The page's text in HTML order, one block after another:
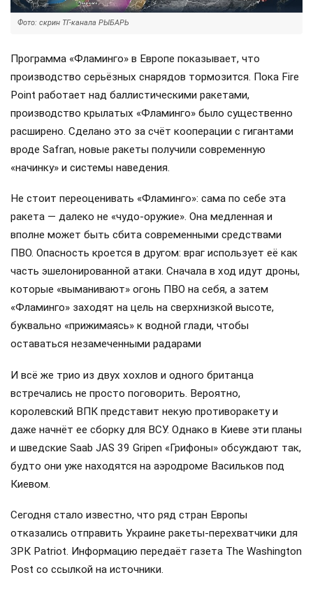
Фото: скрин ТГ-канала РЫБАРЬ
Программа «Фламинго» в Европе показывает, что
производство серьёзных снарядов тормозится. Пока Fire
Point работает над баллистическими ракетами,
производство крылатых «Фламинго» было существенно
расширено. Сделано это за счёт кооперации с гигантами
вроде Safran, новые ракеты получили современную
«начинку» и системы наведения.
Не стоит переоценивать «Фламинго»: сама по себе эта
ракета — далеко не «чудо-оружие». Она медленная и
вполне может быть сбита современными средствами
ПВО. Опасность кроется в другом: враг использует её как
часть эшелонированной атаки. Сначала в ход идут дроны,
которые «выманивают» огонь ПВО на себя, а затем
«Фламинго» заходят на цель на сверхнизкой высоте,
буквально «прижимаясь» к водной глади, чтобы
оставаться незамеченными радарами
И всё же трио из двух хохлов и одного британца
встречались не просто поговорить. Вероятно,
королевский ВПК представит некую противоракету и
даже начнёт ее сборку для ВСУ. Однако в Киеве эти планы
и шведские Saab JAS 39 Gripen «Грифоны» обсуждают так,
будто они уже находятся на аэродроме Васильков под
Киевом.
Сегодня стало известно, что ряд стран Европы
отказались отправить Украине ракеты-перехватчики для
ЗРК Patriot. Информацию передаёт газета The Washington
Post со ссылкой на источники.